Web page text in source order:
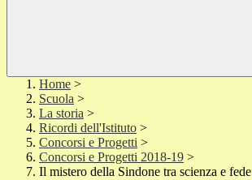
Home >
Scuola >
La storia >
Ricordi dell'Istituto >
Concorsi e Progetti >
Concorsi e Progetti 2018-19 >
Il mistero della Sindone tra scienza e fede